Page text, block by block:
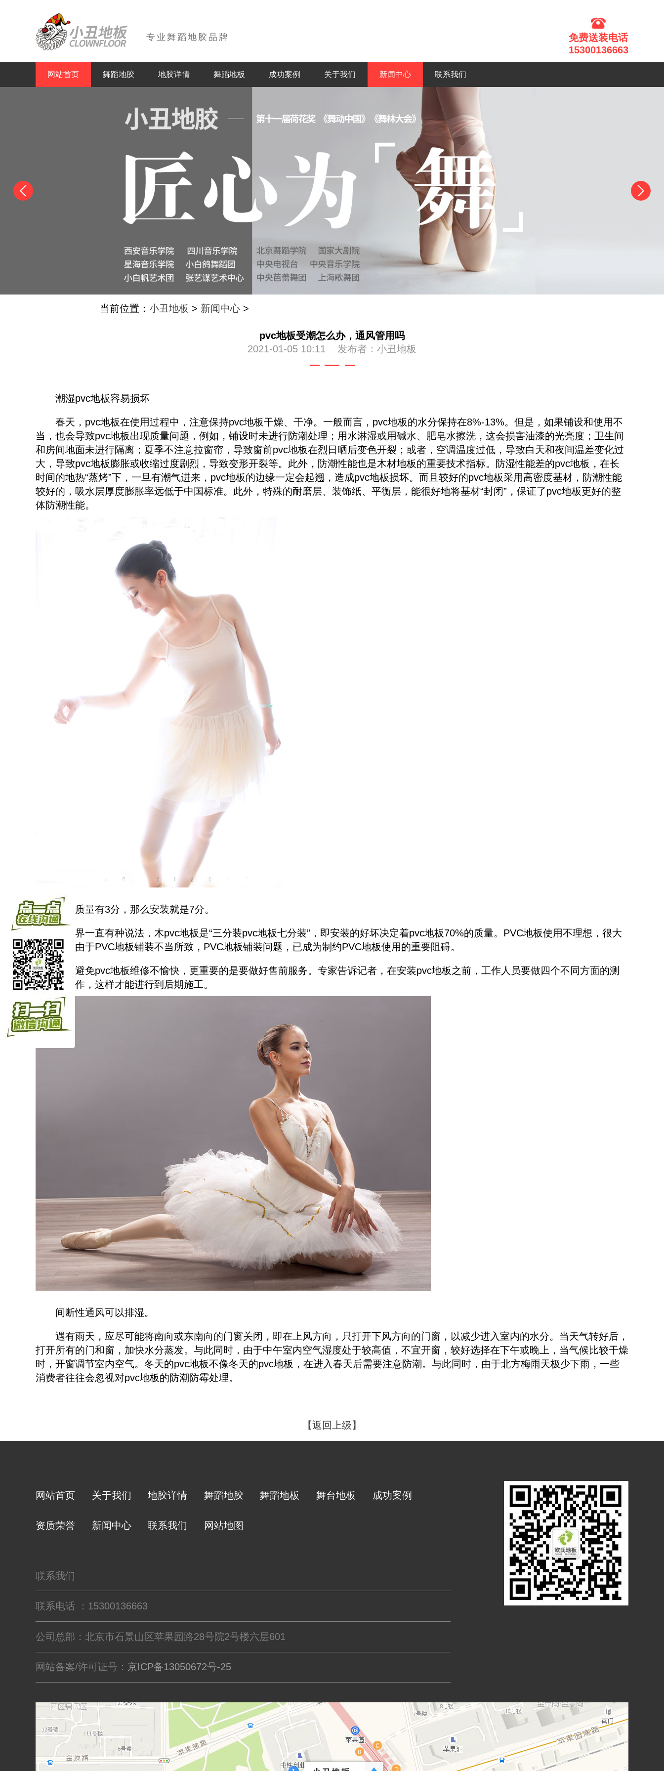
专业舞蹈地胶品牌
免费送装电话
15300136663
网站首页 舞蹈地胶 地胶详情 舞蹈地板 成功案例 关于我们 新闻中心 联系我们
当前位置： 小丑地板 > 新闻中心>
pvc地板受潮怎么办，通风管用吗
2021-01-05 10:11 发布者：小丑地板
潮湿pvc地板容易损坏
春天，pvc地板在使用过程中，注意保持pvc地板干燥、干净。一般而言，pvc地板的水分保持在8%-13%。但是，如果铺设和使用不
当，也会导致pvc地板出现质量问题，例如，铺设时未进行防潮处理；用水淋湿或用碱水、肥皂水擦洗，这会损害油漆的光亮度；卫生间
和房间地面未进行隔离；夏季不注意拉窗帘，导致窗前pvc地板在烈日晒后变色开裂；或者，空调温度过低，导致白天和夜间温差变化过
大，导致pvc地板膨胀或收缩过度剧烈，导致变形开裂等。此外，防潮性能也是木材地板的重要技术指标。防湿性能差的pvc地板，在长
时间的地热“蒸烤”下，一旦有潮气进来，pvc地板的边缘一定会起翘，造成pvc地板损坏。而且较好的pvc地板采用高密度基材，防潮性能
较好的，吸水层厚度膨胀率远低于中国标准。此外，特殊的耐磨层、装饰纸、平衡层，能很好地将基材“封闭”，保证了pvc地板更好的整
体防潮性能。
如果质量有3分，那么安装就是7分。
在业界一直有种说法，木pvc地板是“三分装pvc地板七分装”，即安装的好坏决定着pvc地板70%的质量。PVC地板使用不理想，很大
程度上是由于PVC地板铺装不当所致，PVC地板铺装问题，已成为制约PVC地板使用的重要阻碍。
为了避免pvc地板维修不愉快，更重要的是要做好售前服务。专家告诉记者，在安装pvc地板之前，工作人员要做四个不同方面的测
量准备工作，这样才能进行到后期施工。
间断性通风可以排湿。
遇有雨天，应尽可能将南向或东南向的门窗关闭，即在上风方向，只打开下风方向的门窗，以减少进入室内的水分。当天气转好后，
打开所有的门和窗，加快水分蒸发。与此同时，由于中午室内空气湿度处于较高值，不宜开窗，较好选择在下午或晚上，当气候比较干燥
时，开窗调节室内空气。冬天的pvc地板不像冬天的pvc地板，在进入春天后需要注意防潮。与此同时，由于北方梅雨天极少下雨，一些
消费者往往会忽视对pvc地板的防潮防霉处理。
【返回上级】
网站首页 关于我们 地胶详情 舞蹈地胶 舞蹈地板 舞台地板 成功案例
资质荣誉 新闻中心 联系我们 网站地图
联系我们
联系电话 ：15300136663
公司总部：北京市石景山区苹果园路28号院2号楼六层601
网站备案/许可证号： 京ICP备13050672号-25